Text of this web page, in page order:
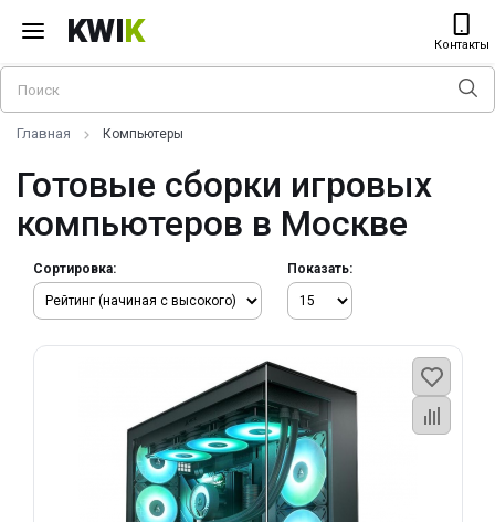
KWIK Контакты
Главная Компьютеры
Готовые сборки игровых
компьютеров в Москве
Сортировка: Показать: